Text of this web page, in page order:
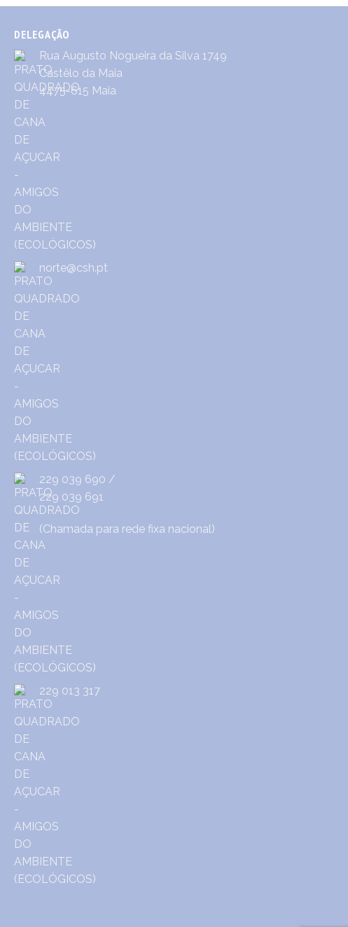
DELEGAÇÃO
Rua Augusto Nogueira da Silva 1749
Castêlo da Maia
4475-615 Maia
norte@csh.pt
229 039 690 /
229 039 691
(Chamada para rede fixa nacional)
229 013 317